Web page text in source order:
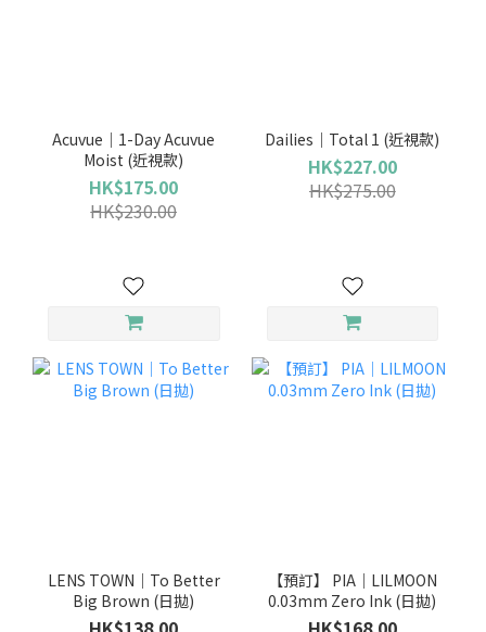
Acuvue｜1-Day Acuvue
Moist (近視款)
HK$175.00
HK$230.00
Dailies｜Total 1 (近視款)
HK$227.00
HK$275.00
LENS TOWN｜To Better
Big Brown (日拋)
【預訂】 PIA｜LILMOON
0.03mm Zero Ink (日拋)